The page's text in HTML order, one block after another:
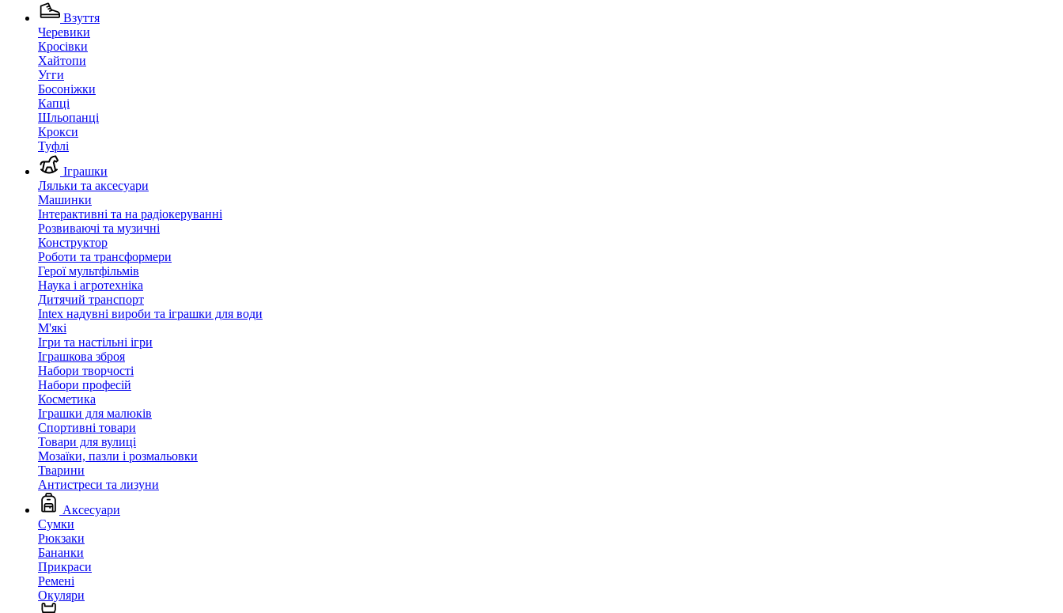
Взуття
Черевики
Кросівки
Хайтопи
Угги
Босоніжки
Капці
Шльопанці
Крокси
Туфлі
Іграшки
Ляльки та аксесуари
Машинки
Інтерактивні та на радіокеруванні
Розвиваючі та музичні
Конструктор
Роботи та трансформери
Герої мультфільмів
Наука і агротехніка
Дитячий транспорт
Intex надувні вироби та іграшки для води
М'які
Ігри та настільні ігри
Іграшкова зброя
Набори творчості
Набори професій
Косметика
Іграшки для малюків
Спортивні товари
Товари для вулиці
Мозаїки, пазли і розмальовки
Тварини
Антистреси та лизуни
Аксесуари
Сумки
Рюкзаки
Бананки
Прикраси
Ремені
Окуляри